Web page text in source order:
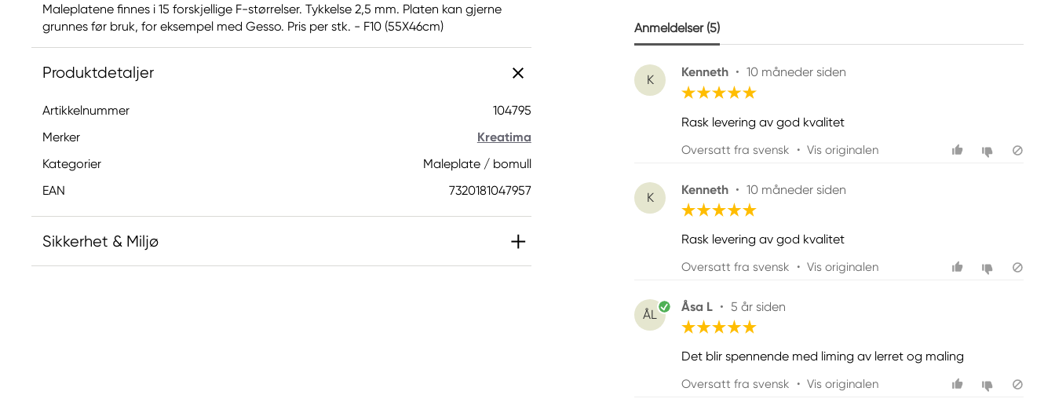
Maleplatene finnes i 15 forskjellige F-størrelser. Tykkelse 2,5 mm. Platen kan gjerne
grunnes før bruk, for eksempel med Gesso. Pris per stk. - F10 (55X46cm)
Produktdetaljer
Artikkelnummer
104795
Merker
Kreatima
Kategorier
Maleplate / bomull
EAN
7320181047957
Sikkerhet & Miljø
Anmeldelser (5)
K
Kenneth • 10 måneder siden
Rask levering av god kvalitet
Oversatt fra svensk • Vis originalen
K
Kenneth • 10 måneder siden
Rask levering av god kvalitet
Oversatt fra svensk • Vis originalen
ÅL
Åsa L • 5 år siden
Det blir spennende med liming av lerret og maling
Oversatt fra svensk • Vis originalen